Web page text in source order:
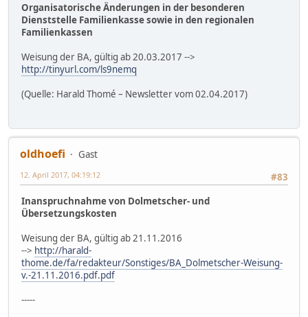
Organisatorische Änderungen in der besonderen
Dienststelle Familienkasse sowie in den regionalen
Familienkassen
Weisung der BA, gültig ab 20.03.2017 -->
http://tinyurl.com/ls9nemq
(Quelle: Harald Thomé – Newsletter vom 02.04.2017)
oldhoefi
Gast
#83
12. April 2017, 04:19:12
Inanspruchnahme von Dolmetscher- und
Übersetzungskosten
Weisung der BA, gültig ab 21.11.2016
--> http://harald-
thome.de/fa/redakteur/Sonstiges/BA_Dolmetscher-Weisung-
v.-21.11.2016.pdf.pdf
-----